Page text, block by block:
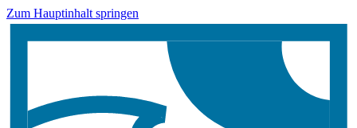
Zum Hauptinhalt springen